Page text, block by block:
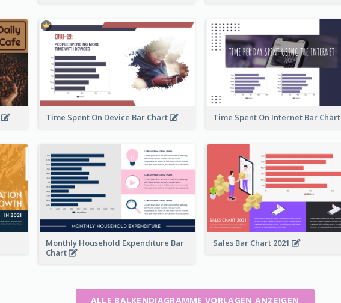
Time Spent On Device Bar Chart Time Spent On Internet Bar Chart
Monthly Household Expenditure Bar
Chart
Sales Bar Chart 2021
ALLE BALKENDIAGRAMME VORLAGEN ANZEIGEN